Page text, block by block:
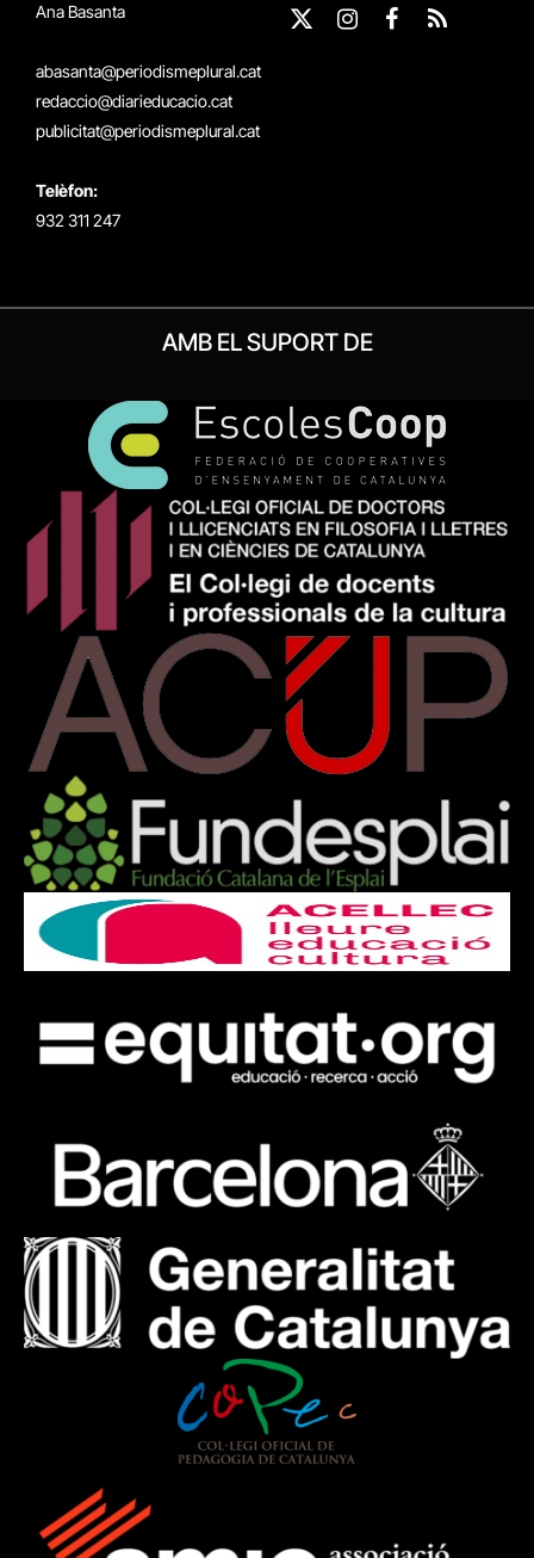
Ana Basanta
abasanta@periodismeplural.cat
redaccio@diarieducacio.cat
publicitat@periodismeplural.cat
Telèfon:
932 311 247
X
Instagram
Facebook
RSS
AMB EL SUPORT DE